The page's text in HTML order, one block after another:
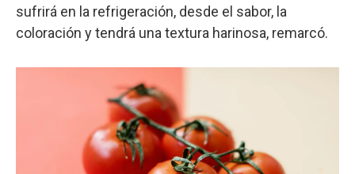
sufrirá en la refrigeración, desde el sabor, la
coloración y tendrá una textura harinosa, remarcó.